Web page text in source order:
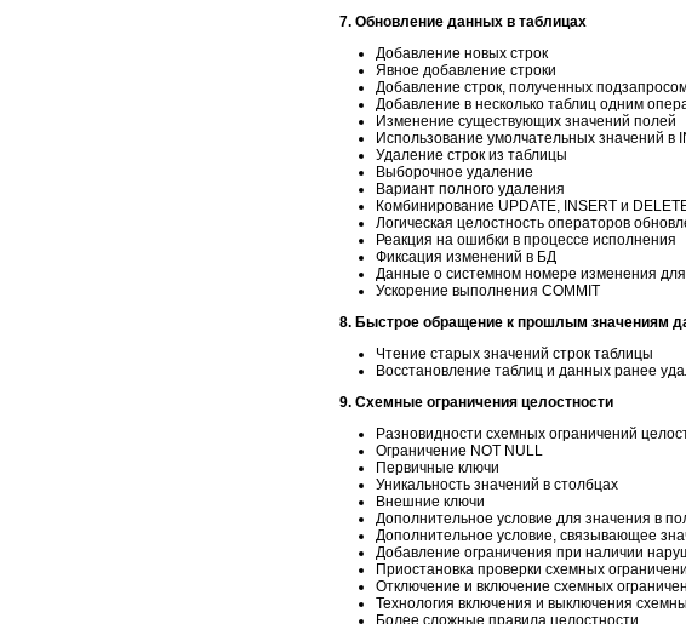
7. Обновление данных в таблицах
Добавление новых строк
Явное добавление строки
Добавление строк, полученных
Добавление в несколько таблиц одним
Изменение существующих значений полей
Использование умолчательных значений в
Удаление строк из таблицы
Выборочное удаление
Вариант полного удаления
Комбинирование UPDATE, INSERT и
Логическая целостность операторов
Реакция на ошибки в процессе исполнения
Фиксация изменений в БД
Данные о системном номере изменения для
Ускорение выполнения COMMIT
8. Быстрое обращение к прошлым значениям
Чтение старых значений строк таблицы
Восстановление таблиц и данных ранее
9. Схемные ограничения целостности
Разновидности схемных ограничений
Ограничение NOT NULL
Первичные ключи
Уникальность значений в столбцах
Внешние ключи
Дополнительное условие для значения в
Дополнительное условие, связывающее
Добавление ограничения при наличии
Приостановка проверки схемных
Отключение и включение схемных
Технология включения и выключения
Более сложные правила целостности